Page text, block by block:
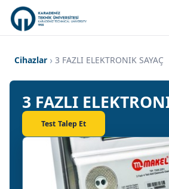
Cihazlar 3 FAZLI ELEKTRONIK SAYAÇ
3 FAZLI
Test Talep Et